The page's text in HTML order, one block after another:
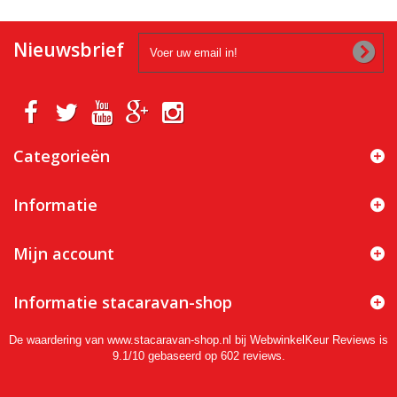
Nieuwsbrief
Categorieën
Informatie
Mijn account
Informatie stacaravan-shop
De waardering van www.stacaravan-shop.nl bij WebwinkelKeur Reviews is
9.1/10 gebaseerd op 602 reviews.